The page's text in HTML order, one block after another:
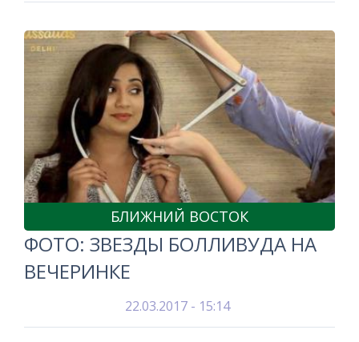
БЛИЖНИЙ ВОСТОК
ФОТО: ЗВЕЗДЫ БОЛЛИВУДА НА
ВЕЧЕРИНКЕ
22.03.2017 - 15:14